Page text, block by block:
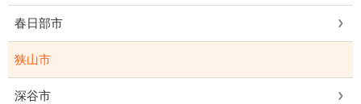
春日部市
狭山市
深谷市